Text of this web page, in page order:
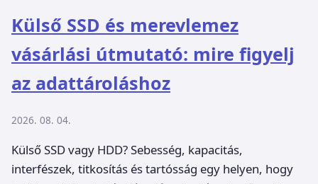
Külső SSD és merevlemez
vásárlási útmutató: mire figyelj
az adattároláshoz
2026. 08. 04.
Külső SSD vagy HDD? Sebesség, kapacitás,
interfészek, titkosítás és tartósság egy helyen, hogy